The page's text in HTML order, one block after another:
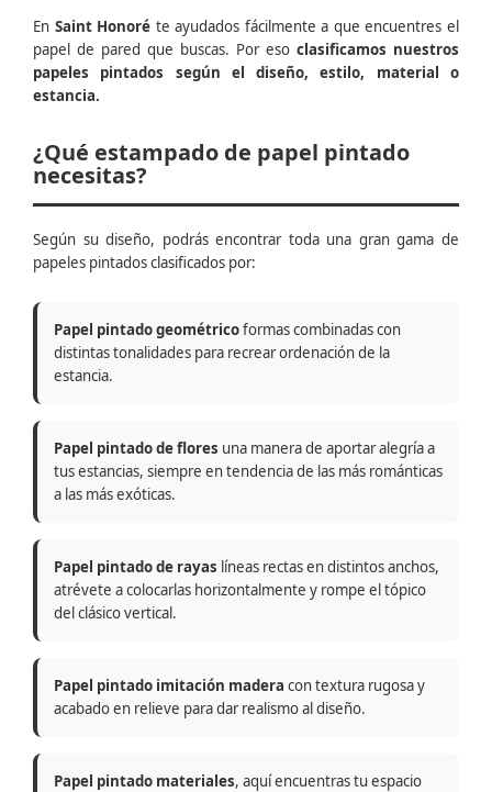
En Saint Honoré te ayudados fácilmente a que encuentres el
papel de pared que buscas. Por eso clasificamos nuestros
papeles pintados según el diseño, estilo, material o
estancia.
¿Qué estampado de papel pintado
necesitas?
Según su diseño, podrás encontrar toda una gran gama de
papeles pintados clasificados por:
Papel pintado geométricoformas combinadas con
distintas tonalidades para recrear ordenación de la
estancia.
Papel pintado de flores una manera de aportar alegría a
tus estancias, siempre en tendencia de las más románticas
a las más exóticas.
Papel pintado de rayas líneas rectas en distintos anchos,
atrévete a colocarlas horizontalmente y rompe el tópico
del clásico vertical.
Papel pintado imitación madera con textura rugosa y
acabado en relieve para dar realismo al diseño.
Papel pintado materiales, aquí encuentras tu espacio